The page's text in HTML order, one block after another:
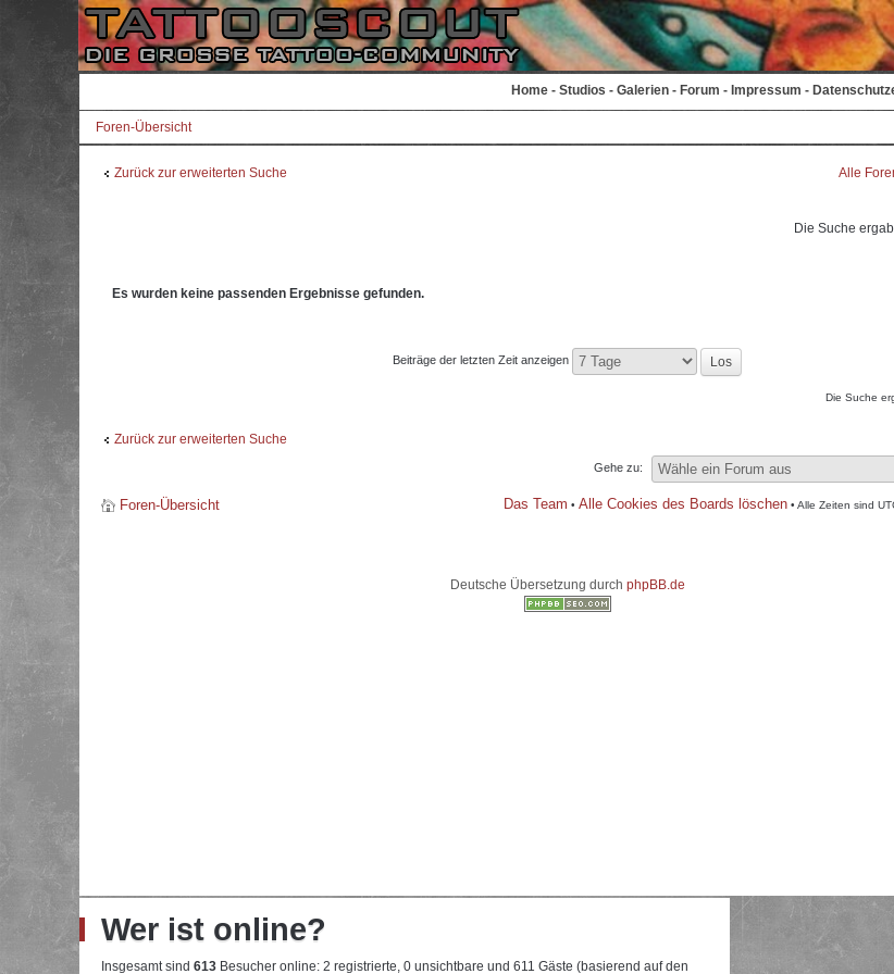
Home - Studios - Galerien - Forum - Impressum -
Foren-Übersicht
Zurück zur erweiterten Suche Alle
Die Suche
Es wurden keine passenden Ergebnisse gefunden.
Beiträge der letzten Zeit anzeigen
Die Suche
Zurück zur erweiterten Suche
Gehe zu:
Foren-Übersicht Das Team • Alle Cookies des Boards löschen • Alle Zeiten sind
Deutsche Übersetzung durch phpBB.de
Wer ist online?
Insgesamt sind 613 Besucher online: 2 registrierte, 0 unsichtbare und 611 Gäste (basierend auf den